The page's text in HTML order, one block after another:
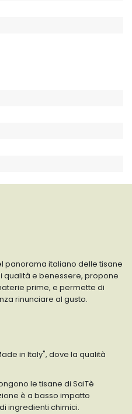
panorama italiano delle tisane
qualità e benessere, propone
prime, e permette di
rinunciare al gusto.
in Italy", dove la qualità
le tisane di SaiTè
è a basso impatto
ingredienti chimici.